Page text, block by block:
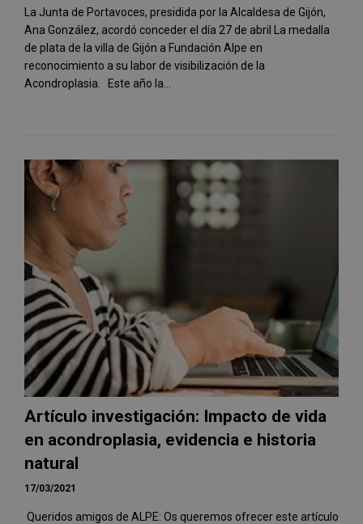
La Junta de Portavoces, presidida por la Alcaldesa de Gijón,
Ana González, acordó conceder el día 27 de abril La medalla
de plata de la villa de Gijón a Fundación Alpe en
reconocimiento a su labor de visibilización de la
Acondroplasia. Este año la...
Artículo investigación: Impacto de vida
en acondroplasia, evidencia e historia
natural
17/03/2021
Queridos amigos de ALPE: Os queremos ofrecer este artículo